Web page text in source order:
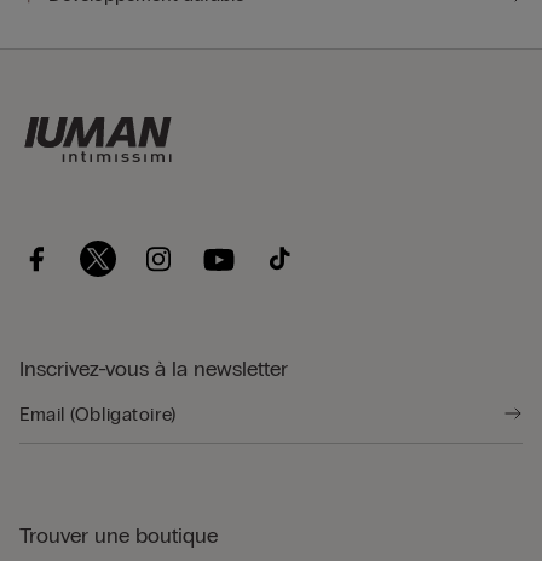
Inscrivez-vous à la newsletter
Trouver une boutique